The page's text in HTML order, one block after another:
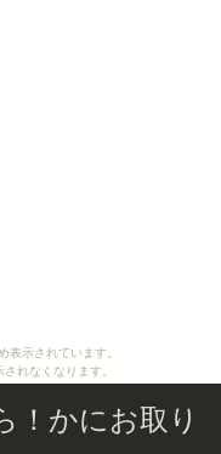
表示されています。
れなくなります。
！かにお取り